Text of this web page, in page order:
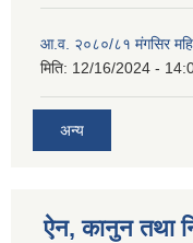
आ.व. २०८०/८१ मंगसिर
मिति: 12/16/2024 -
अन्य
ऐन, कानुन तथा